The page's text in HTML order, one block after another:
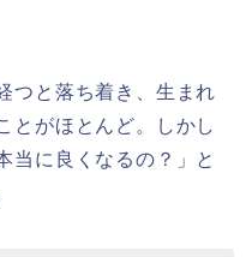
つと落ち着き、生まれ
とがほとんど。しかし
当に良くなるの？」と